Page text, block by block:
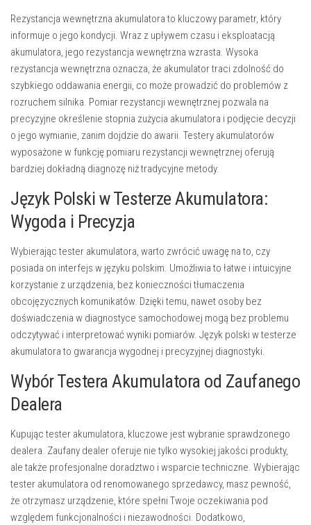
Rezystancja wewnętrzna akumulatora to kluczowy parametr, który
informuje o jego kondycji. Wraz z upływem czasu i eksploatacją
akumulatora, jego rezystancja wewnętrzna wzrasta. Wysoka
rezystancja wewnętrzna oznacza, że akumulator traci zdolność do
szybkiego oddawania energii, co może prowadzić do problemów z
rozruchem silnika. Pomiar rezystancji wewnętrznej pozwala na
precyzyjne określenie stopnia zużycia akumulatora i podjęcie decyzji
o jego wymianie, zanim dojdzie do awarii. Testery akumulatorów
wyposażone w funkcję pomiaru rezystancji wewnętrznej oferują
bardziej dokładną diagnozę niż tradycyjne metody.
Język Polski w Testerze Akumulatora:
Wygoda i Precyzja
Wybierając tester akumulatora, warto zwrócić uwagę na to, czy
posiada on interfejs w języku polskim. Umożliwia to łatwe i intuicyjne
korzystanie z urządzenia, bez konieczności tłumaczenia
obcojęzycznych komunikatów. Dzięki temu, nawet osoby bez
doświadczenia w diagnostyce samochodowej mogą bez problemu
odczytywać i interpretować wyniki pomiarów. Język polski w testerze
akumulatora to gwarancja wygodnej i precyzyjnej diagnostyki.
Wybór Testera Akumulatora od Zaufanego
Dealera
Kupując tester akumulatora, kluczowe jest wybranie sprawdzonego
dealera. Zaufany dealer oferuje nie tylko wysokiej jakości produkty,
ale także profesjonalne doradztwo i wsparcie techniczne. Wybierając
tester akumulatora od renomowanego sprzedawcy, masz pewność,
że otrzymasz urządzenie, które spełni Twoje oczekiwania pod
względem funkcjonalności i niezawodności. Dodatkowo,